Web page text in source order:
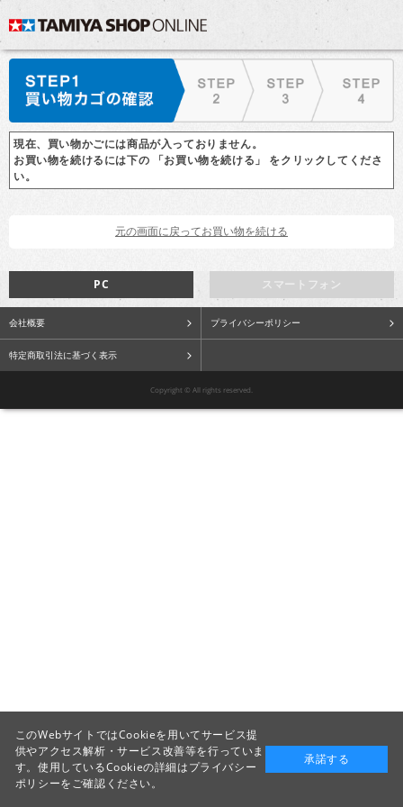
現在、買い物かごには商品が入っておりません。
お買い物を続けるには下の 「お買い物を続ける」 をクリックしてくださ
い。
スマートフォン
PC
会社概要 プライバシーポリシー
特定商取引法に基づく表示
Copyright © All rights reserved.
このWebサイトではCookieを用いてサービス提
供やアクセス解析・サービス改善等を行っていま
す。使用しているCookieの詳細はプライバシー
ポリシーをご確認ください。
承諾する